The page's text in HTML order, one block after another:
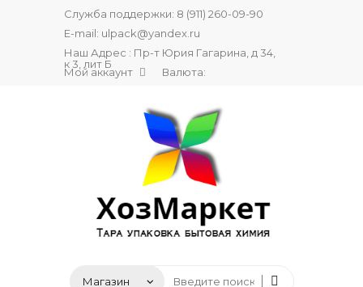
Служба поддержки: 8 (911) 260-09-90
E-mail: ulpack@yandex.ru
Наш Адрес : Пр-т Юрия Гагарина, д 34,
к 3, лит Б
Мой аккаунт Валюта: